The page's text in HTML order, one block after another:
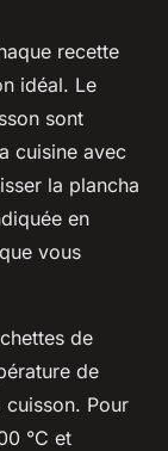
recette
idéal. Le
sont
cuisine avec
la plancha
en
vous
de
de
cuisson. Pour
°C et